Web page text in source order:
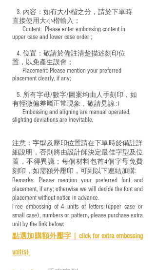
3. 內容：如有大小楷之分，請於下單時
直接使用大小楷輸入；
​ Content: Please enter embossing content in
upper case and lower case order ;
4. 位置：敬請於備註清楚描述刻印位
置，以免產生誤會；
​ Placement: Please mention your preferred
placement clearly, if any;
5. 所有字母/數字/圖案均由人手刻印，如
有輕微偏差屬正常現象，敬請見諒 :)
​ Embossing and aligning are manual operated,
slighting deviations are inevitable.
注意：字型及壓印位置請在下單時於備註詳
細說明，否則將由設計師決定最佳字型及位
置，不得異議；每個材料包首4個字母免費
刻印，如需額外壓印，可到以下連結加購:
Remarks: Please mention your preferred font and
placement, if any; otherwise we will decide the font and
placement without notice in advance.
Free embossing of 4 units of letters (upper case or
small case), numbers or pattern, please purchase extra
unit by the link below:
點選加購額外壓字｜ click for extra embossing
unit(s)